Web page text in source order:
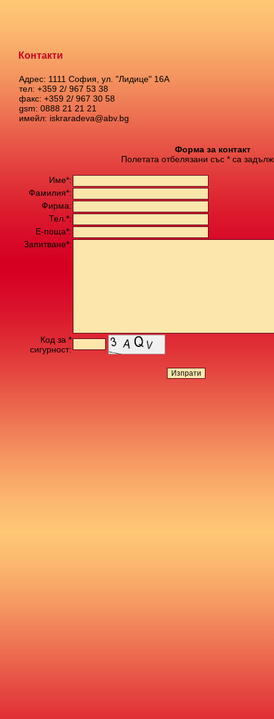
Контакти
Адрес: 1111 София, ул. "Лидице" 16А
тел: +359 2/ 967 53 38
факс: +359 2/ 967 30 58
gsm: 0888 21 21 21
имейл: iskraradeva@abv.bg
Форма за контакт
Полетата отбелязани със * са
Име*:
Фамилия*:
Фирма:
Тел.*:
Е-поща*:
Запитване*:
Код за *
сигурност: